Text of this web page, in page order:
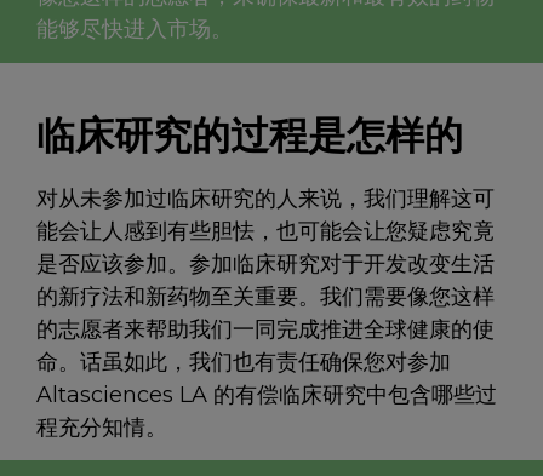
能够尽快进入市场。
临床研究的过程是怎样的
对从未参加过临床研究的人来说，我们理解这可
能会让人感到有些胆怯，也可能会让您疑虑究竟
是否应该参加。参加临床研究对于开发改变生活
的新疗法和新药物至关重要。我们需要像您这样
的志愿者来帮助我们一同完成推进全球健康的使
命。话虽如此，我们也有责任确保您对参加
Altasciences LA 的有偿临床研究中包含哪些过
程充分知情。